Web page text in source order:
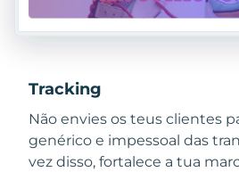
Tracking
Não envies os teus clientes
genérico e impessoal das
vez disso, fortalece a tua